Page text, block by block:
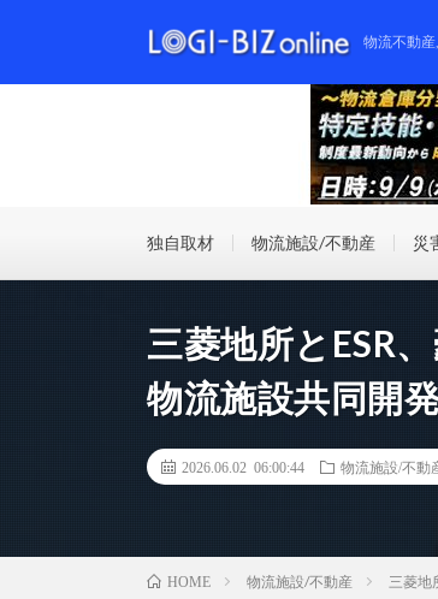
物流不動
独自取材 物流施設/不動産 災
三菱地所とESR
物流施設共同開
2026.06.02 06:00:44 物流施設/不動
HOME 物流施設/不動産 三菱地